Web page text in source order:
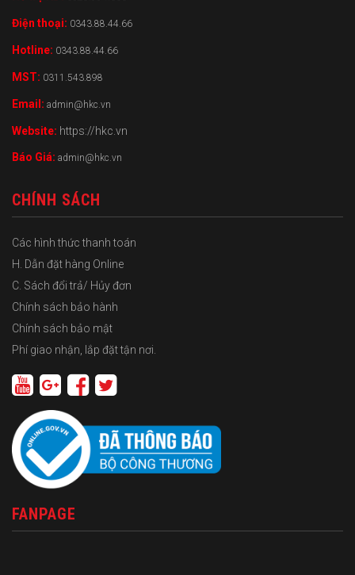
Điện thoại: 0343.88.44.66
Hotline: 0343.88.44.66
MST: 0311.543.898
Email: admin@hkc.vn
Website: https://hkc.vn
Báo Giá: admin@hkc.vn
CHÍNH SÁCH
Các hình thức thanh toán
H. Dẫn đặt hàng Online
C. Sách đổi trả/ Hủy đơn
Chính sách bảo hành
Chính sách bảo mật
Phí giao nhận, lắp đặt tận nơi.
FANPAGE